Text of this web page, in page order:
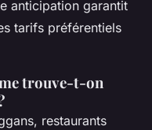
anticipation garantit
tarifs préférentiels
trouve-t-on
restaurants